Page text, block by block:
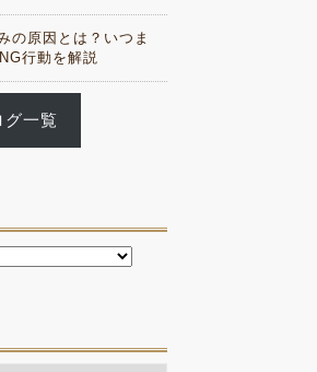
の原因とは？いつま
行動を解説
グ一覧